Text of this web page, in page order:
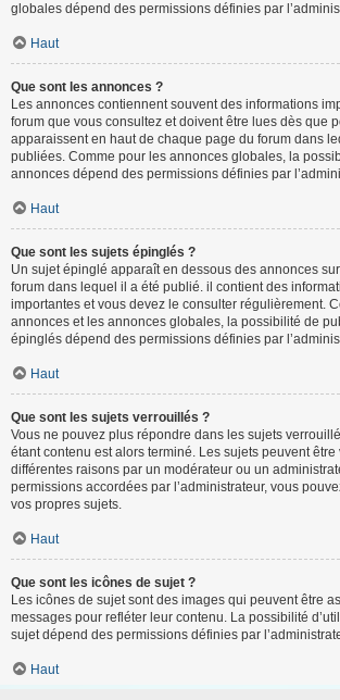
globales dépend des permissions définies par
Haut
Que sont les annonces ?
Les annonces contiennent souvent des informations
forum que vous consultez et doivent être lues dès que
apparaissent en haut de chaque page du forum dans
publiées. Comme pour les annonces globales, la
annonces dépend des permissions définies par
Haut
Que sont les sujets épinglés ?
Un sujet épinglé apparaît en dessous des annonces
forum dans lequel il a été publié. il contient des
importantes et vous devez le consulter régulièrement.
annonces et les annonces globales, la possibilité de
épinglés dépend des permissions définies par
Haut
Que sont les sujets verrouillés ?
Vous ne pouvez plus répondre dans les sujets
étant contenu est alors terminé. Les sujets peuvent
différentes raisons par un modérateur ou un
permissions accordées par l’administrateur, vous
vos propres sujets.
Haut
Que sont les icônes de sujet ?
Les icônes de sujet sont des images qui peuvent être
messages pour refléter leur contenu. La possibilité
sujet dépend des permissions définies par
Haut